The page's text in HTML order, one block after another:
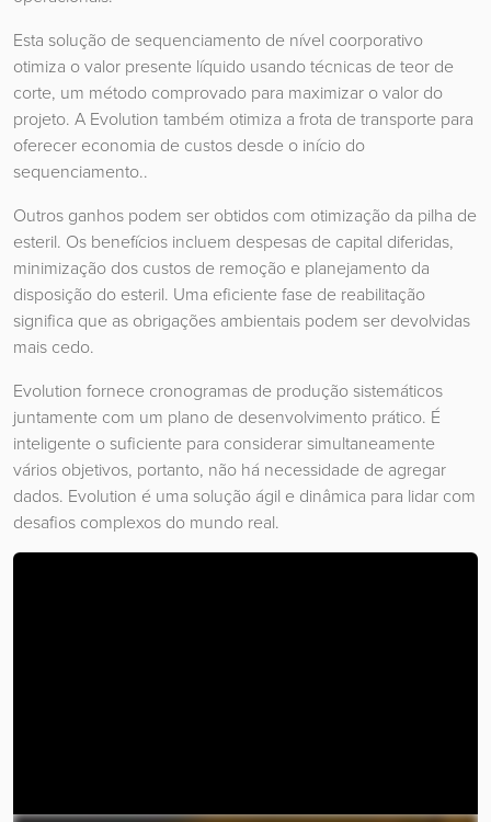
Esta solução de sequenciamento de nível coorporativo
otimiza o valor presente líquido usando técnicas de teor de
corte, um método comprovado para maximizar o valor do
projeto. A Evolution também otimiza a frota de transporte para
oferecer economia de custos desde o início do
sequenciamento..
Outros ganhos podem ser obtidos com otimização da pilha de
esteril. Os benefícios incluem despesas de capital diferidas,
minimização dos custos de remoção e planejamento da
disposição do esteril. Uma eficiente fase de reabilitação
significa que as obrigações ambientais podem ser devolvidas
mais cedo.
Evolution fornece cronogramas de produção sistemáticos
juntamente com um plano de desenvolvimento prático. É
inteligente o suficiente para considerar simultaneamente
vários objetivos, portanto, não há necessidade de agregar
dados. Evolution é uma solução ágil e dinâmica para lidar com
desafios complexos do mundo real.